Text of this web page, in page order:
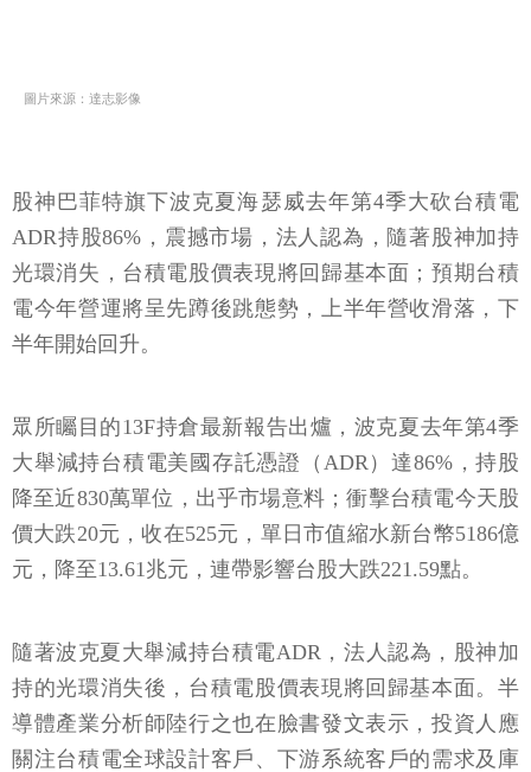
圖片來源：達志影像
股神巴菲特旗下波克夏海瑟威去年第4季大砍台積電
ADR持股86%，震撼市場，法人認為，隨著股神加持
光環消失，台積電股價表現將回歸基本面；預期台積
電今年營運將呈先蹲後跳態勢，上半年營收滑落，下
半年開始回升。
眾所矚目的13F持倉最新報告出爐，波克夏去年第4季
大舉減持台積電美國存託憑證（ADR）達86%，持股
降至近830萬單位，出乎市場意料；衝擊台積電今天股
價大跌20元，收在525元，單日市值縮水新台幣5186億
元，降至13.61兆元，連帶影響台股大跌221.59點。
隨著波克夏大舉減持台積電ADR，法人認為，股神加
持的光環消失後，台積電股價表現將回歸基本面。半
導體產業分析師陸行之也在臉書發文表示，投資人應
關注台積電全球設計客戶、下游系統客戶的需求及庫